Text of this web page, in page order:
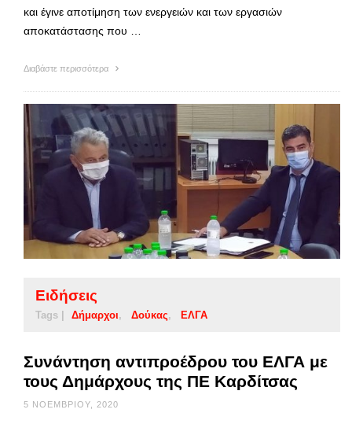
και έγινε αποτίμηση των ενεργειών και των εργασιών
αποκατάστασης που …
Διαβάστε περισσότερα
Ειδήσεις
Tags | Δήμαρχοι Δούκας ΕΛΓΑ
Συνάντηση αντιπροέδρου του ΕΛΓΑ με
τους Δημάρχους της ΠΕ Καρδίτσας
5 ΝΟΕΜΒΡΊΟΥ, 2020